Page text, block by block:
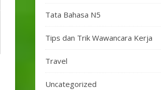
Tata Bahasa N5
Tips dan Trik Wawancara Kerja
Travel
Uncategorized